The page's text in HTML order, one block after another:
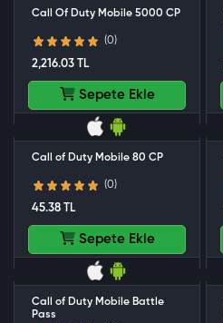
Call Of Duty Mobile 5000 CP
(0)
2,216.03 TL
Sepete Ekle
Call of Duty Mobile 80 CP
(0)
45.38 TL
Sepete Ekle
Call of Duty Mobile Battle
Pass